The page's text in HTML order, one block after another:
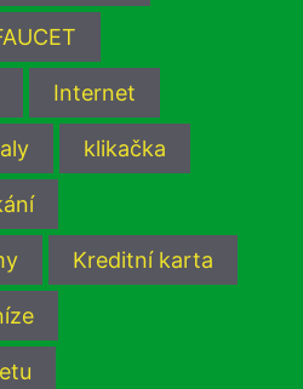
Internet
klikačka
Kreditní karta